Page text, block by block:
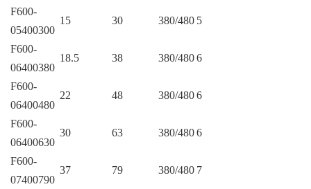
F600-
05400300
15 30 380/480 5
F600-
06400380
18.5 38 380/4806
F600-
06400480
22 48 380/4806
F600-
06400630
30 63 380/4806
F600-
07400790
37 79 380/480 7